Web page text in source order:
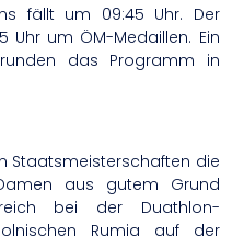
fällt um 09:45 Uhr. Der
Uhr um ÖM-Medaillen. Ein
das Programm in
Staatsmeisterschaften die
aus gutem Grund
bei der Duathlon-
Rumia auf der